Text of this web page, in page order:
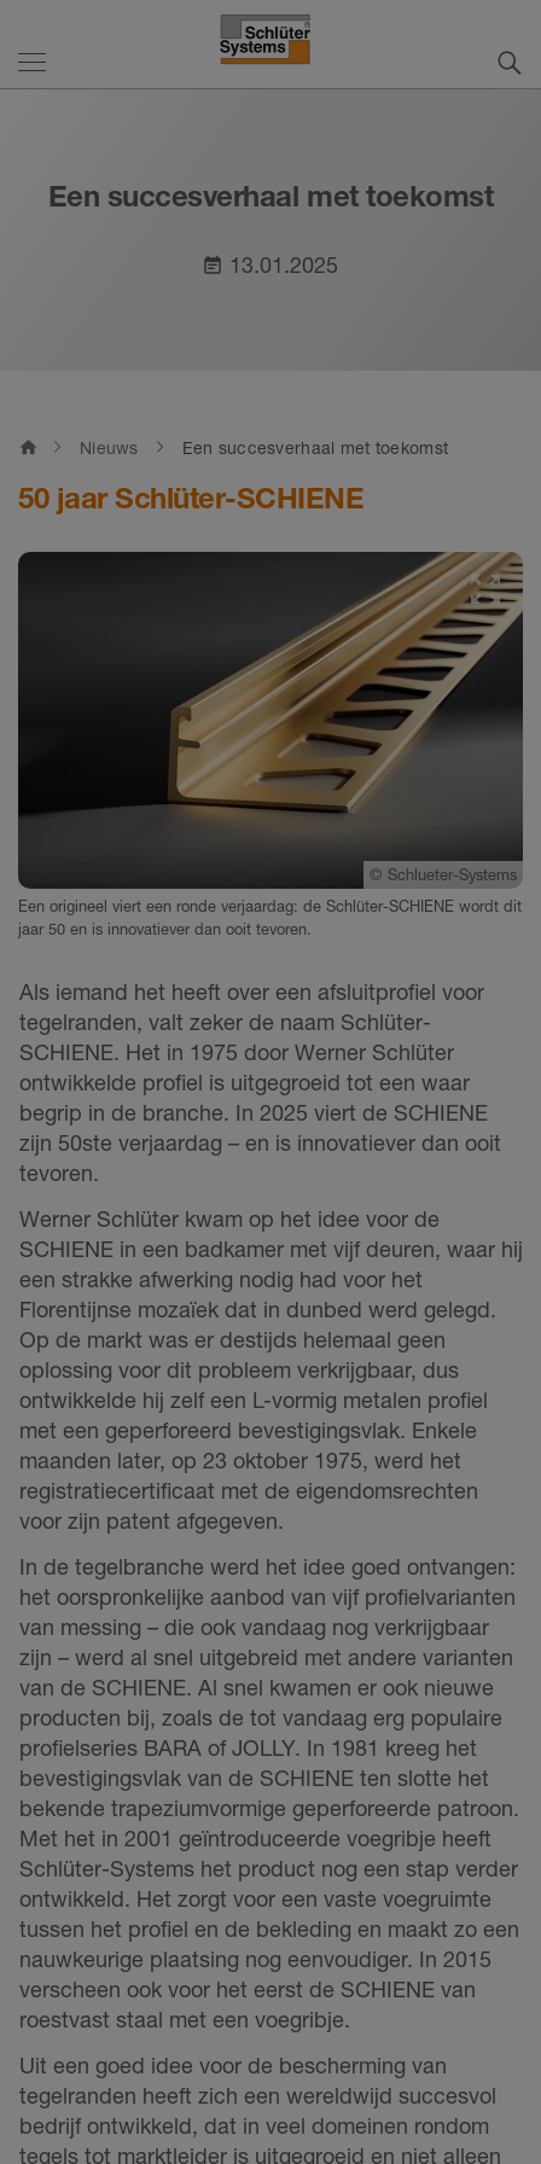
Een succesverhaal met toekomst
event_note 13.01.2025
home Nieuws Een succesverhaal met toekomst
50 jaar Schlüter-SCHIENE
© Schlueter-Systems
Een origineel viert een ronde verjaardag: de Schlüter-SCHIENE wordt dit
jaar 50 en is innovatiever dan ooit tevoren.
Als iemand het heeft over een afsluitprofiel voor
tegelranden, valt zeker de naam Schlüter-
SCHIENE. Het in 1975 door Werner Schlüter
ontwikkelde profiel is uitgegroeid tot een waar
begrip in de branche. In 2025 viert de SCHIENE
zijn 50ste verjaardag – en is innovatiever dan ooit
tevoren.
Werner Schlüter kwam op het idee voor de
SCHIENE in een badkamer met vijf deuren, waar hij
een strakke afwerking nodig had voor het
Florentijnse mozaïek dat in dunbed werd gelegd.
Op de markt was er destijds helemaal geen
oplossing voor dit probleem verkrijgbaar, dus
ontwikkelde hij zelf een L-vormig metalen profiel
met een geperforeerd bevestigingsvlak. Enkele
maanden later, op 23 oktober 1975, werd het
registratiecertificaat met de eigendomsrechten
voor zijn patent afgegeven.
In de tegelbranche werd het idee goed ontvangen:
het oorspronkelijke aanbod van vijf profielvarianten
van messing – die ook vandaag nog verkrijgbaar
zijn – werd al snel uitgebreid met andere varianten
van de SCHIENE. Al snel kwamen er ook nieuwe
producten bij, zoals de tot vandaag erg populaire
profielseries BARA of JOLLY. In 1981 kreeg het
bevestigingsvlak van de SCHIENE ten slotte het
bekende trapeziumvormige geperforeerde patroon.
Met het in 2001 geïntroduceerde voegribje heeft
Schlüter-Systems het product nog een stap verder
ontwikkeld. Het zorgt voor een vaste voegruimte
tussen het profiel en de bekleding en maakt zo een
nauwkeurige plaatsing nog eenvoudiger. In 2015
verscheen ook voor het eerst de SCHIENE van
roestvast staal met een voegribje.
Uit een goed idee voor de bescherming van
tegelranden heeft zich een wereldwijd succesvol
bedrijf ontwikkeld, dat in veel domeinen rondom
tegels tot marktleider is uitgegroeid en niet alleen